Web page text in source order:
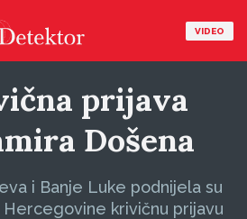
VIDEO
prijava
Došena
i Banje Luke podnijela su
Hercegovine krivičnu prijavu